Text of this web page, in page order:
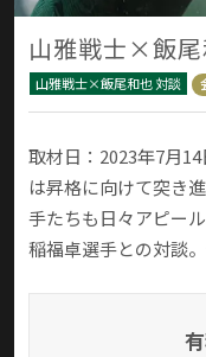
山雅戦士×飯尾
山雅戦士×飯尾和也 対談
取材日：2023年7月
は昇格に向けて突き
手たちも日々アピー
稲福卓選手との対談